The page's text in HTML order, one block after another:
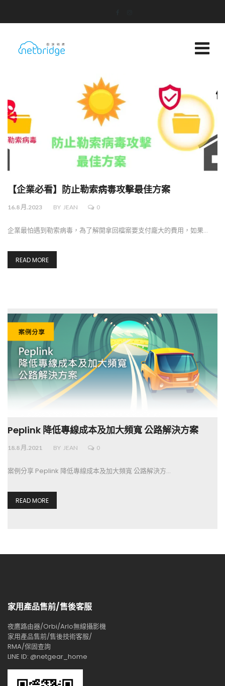
【企業必看】防止勒索病毒攻擊最佳方案
16.8 月.2023 BY JEAN 0
企業最怕遇到勒索病毒，為了解開拿回檔案要支付龐大的費用，如果…
READ MORE
Peplink 降低專線成本及加大頻寬 公路解決方案
18.8 月.2021 BY JEAN 0
案例分享 Peplink 降低專線成本及加大頻寬 公路解決方…
READ MORE
家用產品售前/售後客服
夜鷹路由器/Orbi/Arlo無線攝影機
家用產品售前/售後技術客服/
RMA/保固查詢
LINE ID: @netgear_home